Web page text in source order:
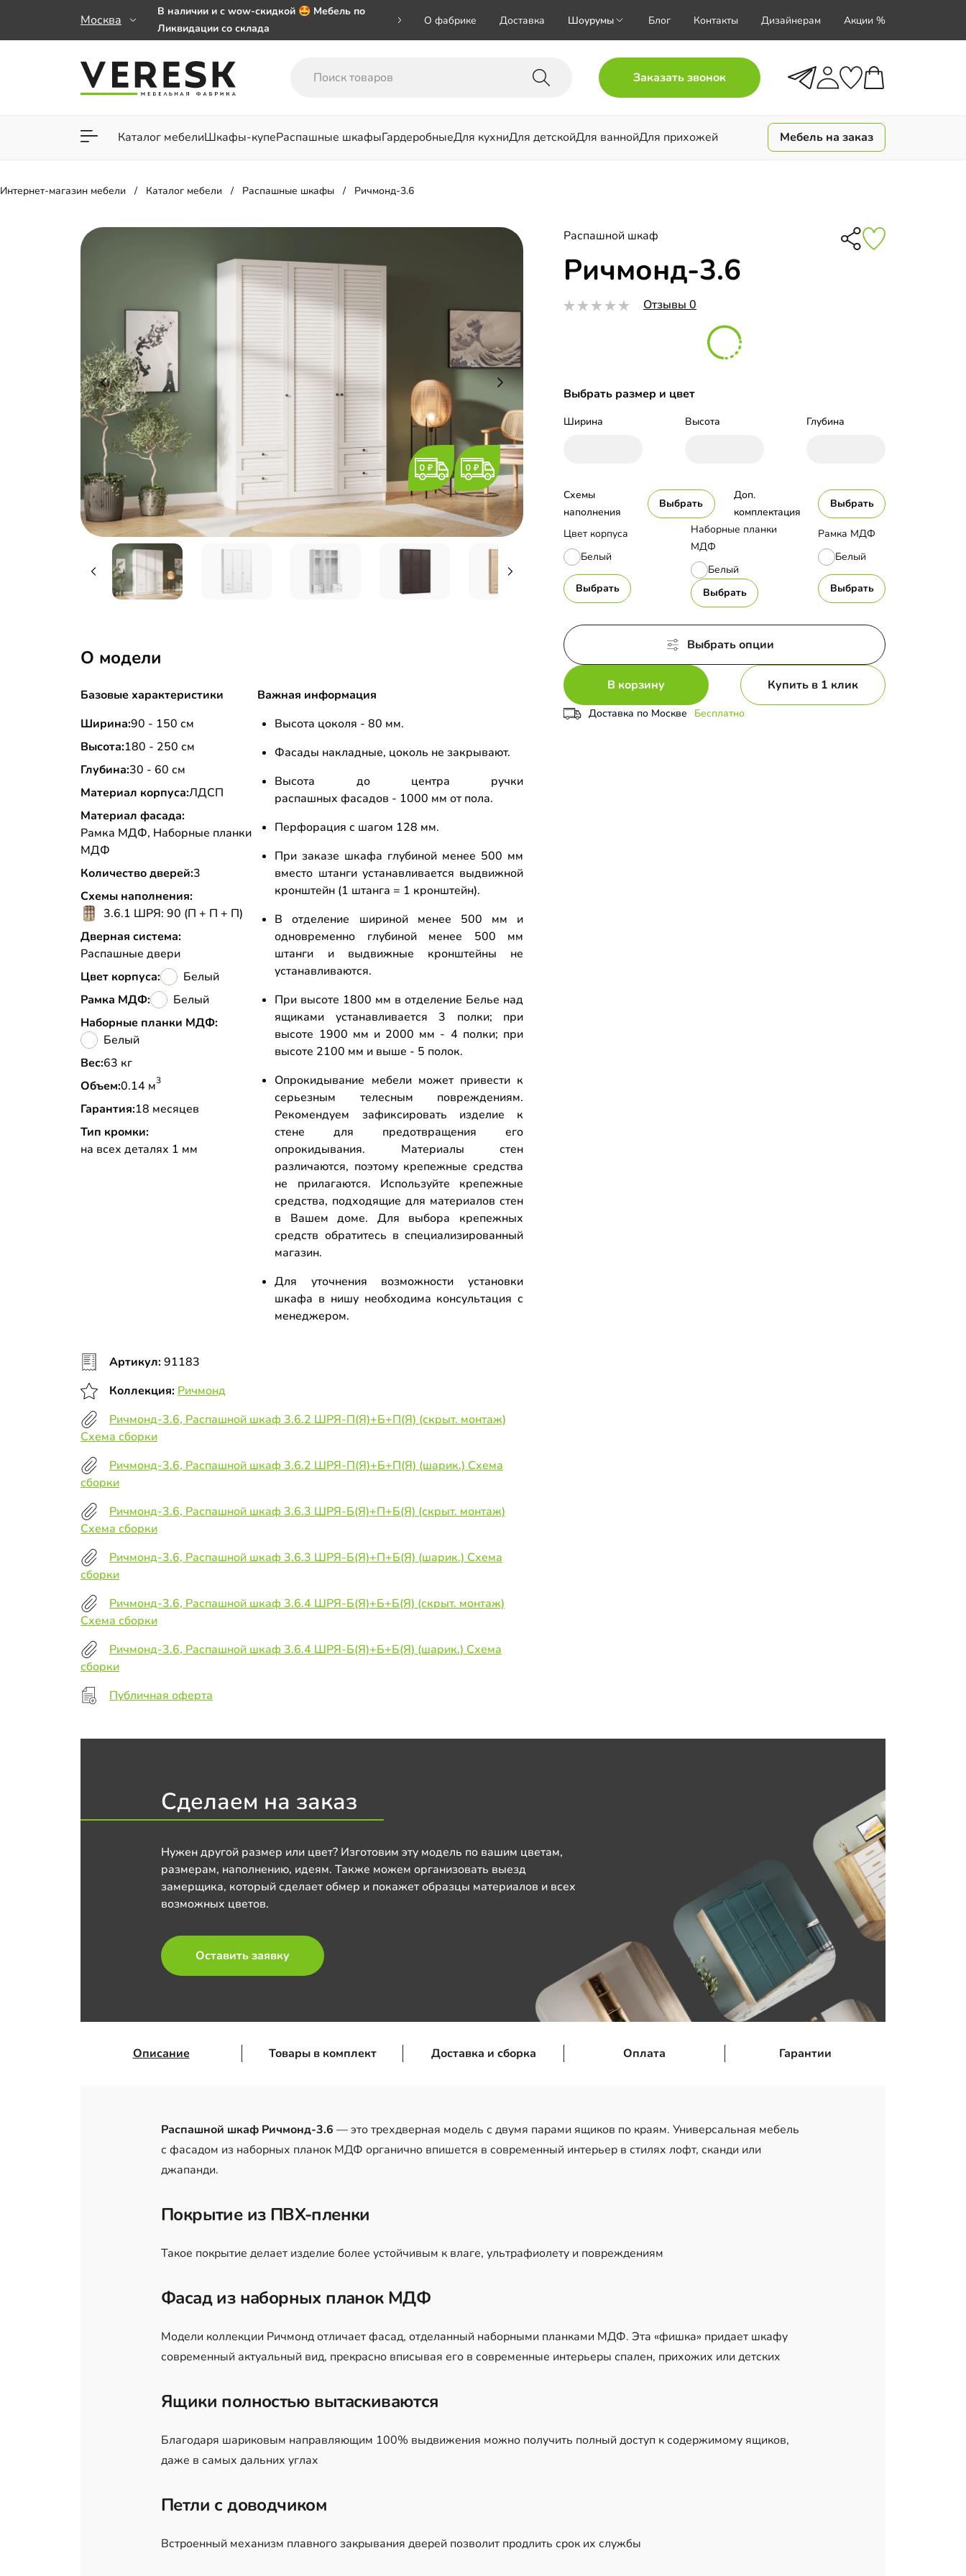
Москва
В наличии и с wow-скидкой 🤩 Мебель по
Ликвидации со склада
заказе от 50 000 ₽
Важно! Наш Whatsapp переехал на номер
О фабрике Доставка Шоурумы Блог Контакты Дизайнерам Акции %
Заказать звонок
Каталог мебелиШкафы-купеРаспашные шкафыГардеробныеДля кухниДля детскойДля ваннойДля прихожей
Для гостиной Для спальни
Мебель на заказ
Интернет-магазин мебели Каталог мебели Распашные шкафы Ричмонд-3.6
Распашной шкаф
Ричмонд-3.6
Отзывы 0
Выбрать размер и цвет
Ширина Высота Глубина
Цвет корпуса
Белый
Выбрать
Наборные планки
МДФ
Белый
Выбрать
Рамка МДФ
Белый
Выбрать
Схемы
наполнения
Выбрать
Доп.
комплектация
Выбрать
Выбрать опции
В корзину Купить в 1 клик
Доставка по Москве Бесплатно
О модели
Базовые характеристики
Ширина:90 - 150 см
Высота:180 - 250 см
Глубина:30 - 60 см
Материал корпуса:ЛДСП
Материал фасада:
Рамка МДФ, Наборные планки
МДФ
Количество дверей:3
Схемы наполнения:
3.6.1 ШРЯ: 90 (П + П + П)
Дверная система:
Распашные двери
Цвет корпуса:
Белый
Рамка МДФ:
Белый
Наборные планки МДФ:
Белый
Вес:
63 кг
Объем:
0.14 м3
Гарантия:18 месяцев
Тип кромки:
на всех деталях 1 мм
Важная информация
Высота цоколя - 80 мм.
Фасады накладные, цоколь не закрывают.
Высота до центра ручки
распашных фасадов - 1000 мм от пола.
Перфорация с шагом 128 мм.
При заказе шкафа глубиной менее 500 мм
вместо штанги устанавливается выдвижной
кронштейн (1 штанга = 1 кронштейн).
В отделение шириной менее 500 мм и
одновременно глубиной менее 500 мм
штанги и выдвижные кронштейны не
устанавливаются.
При высоте 1800 мм в отделение Белье над
ящиками устанавливается 3 полки; при
высоте 1900 мм и 2000 мм - 4 полки; при
высоте 2100 мм и выше - 5 полок.
Опрокидывание мебели может привести к
серьезным телесным повреждениям.
Рекомендуем зафиксировать изделие к
стене для предотвращения его
опрокидывания. Материалы стен
различаются, поэтому крепежные средства
не прилагаются. Используйте крепежные
средства, подходящие для материалов стен
в Вашем доме. Для выбора крепежных
средств обратитесь в специализированный
магазин.
Для уточнения возможности установки
шкафа в нишу необходима консультация с
менеджером.
Артикул:91183
Коллекция: Ричмонд
Ричмонд-3.6, Распашной шкаф 3.6.2 ШРЯ-П(Я)+Б+П(Я) (скрыт. монтаж)
Схема сборки
Ричмонд-3.6, Распашной шкаф 3.6.2 ШРЯ-П(Я)+Б+П(Я) (шарик.) Схема
сборки
Ричмонд-3.6, Распашной шкаф 3.6.3 ШРЯ-Б(Я)+П+Б(Я) (скрыт. монтаж)
Схема сборки
Ричмонд-3.6, Распашной шкаф 3.6.3 ШРЯ-Б(Я)+П+Б(Я) (шарик.) Схема
сборки
Ричмонд-3.6, Распашной шкаф 3.6.4 ШРЯ-Б(Я)+Б+Б(Я) (скрыт. монтаж)
Схема сборки
Ричмонд-3.6, Распашной шкаф 3.6.4 ШРЯ-Б(Я)+Б+Б(Я) (шарик.) Схема
сборки
Публичная оферта
Сделаем на заказ
Нужен другой размер или цвет? Изготовим эту модель по вашим цветам,
размерам, наполнению, идеям. Также можем организовать выезд
замерщика, который сделает обмер и покажет образцы материалов и всех
возможных цветов.
Оставить заявку
Описание Товары в комплект Доставка и сборка Оплата Гарантии
Распашной шкаф Ричмонд‑3.6 — это трехдверная модель с двумя парами ящиков по краям. Универсальная мебель
с фасадом из наборных планок МДФ органично впишется в современный интерьер в стилях лофт, сканди или
джапанди.
Покрытие из ПВХ-пленки
Такое покрытие делает изделие более устойчивым к влаге, ультрафиолету и повреждениям
Фасад из наборных планок МДФ
Модели коллекции Ричмонд отличает фасад, отделанный наборными планками МДФ. Эта «фишка» придает шкафу
современный актуальный вид, прекрасно вписывая его в современные интерьеры спален, прихожих или детских
Ящики полностью вытаскиваются
Благодаря шариковым направляющим 100% выдвижения можно получить полный доступ к содержимому ящиков,
даже в самых дальних углах
Петли с доводчиком
Встроенный механизм плавного закрывания дверей позволит продлить срок их службы